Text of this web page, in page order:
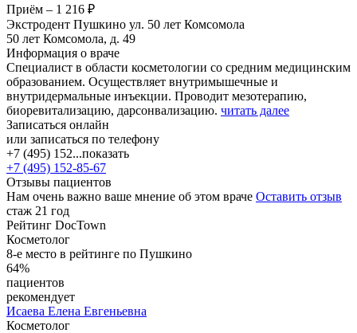
Приём – 1 216 ₽
Экстродент Пушкино ул. 50 лет Комсомола
50 лет Комсомола, д. 49
Информация о враче
Специалист в области косметологии со средним медицинским
образованием. Осуществляет внутримышечные и
внутридермальные инъекции. Проводит мезотерапию,
биоревитализацию, дарсонвализацию. читать далее
Записаться онлайн
или записаться по телефону
+7 (495) 152...показать
+7 (495) 152-85-67
Отзывы пациентов
Нам очень важно ваше мнение об этом враче Оставить отзыв
стаж 21 год
Рейтинг DocTown
Косметолог
8-е место в рейтинге по Пушкино
64%
пациентов
рекомендует
Исаева Елена Евгеньевна
Косметолог